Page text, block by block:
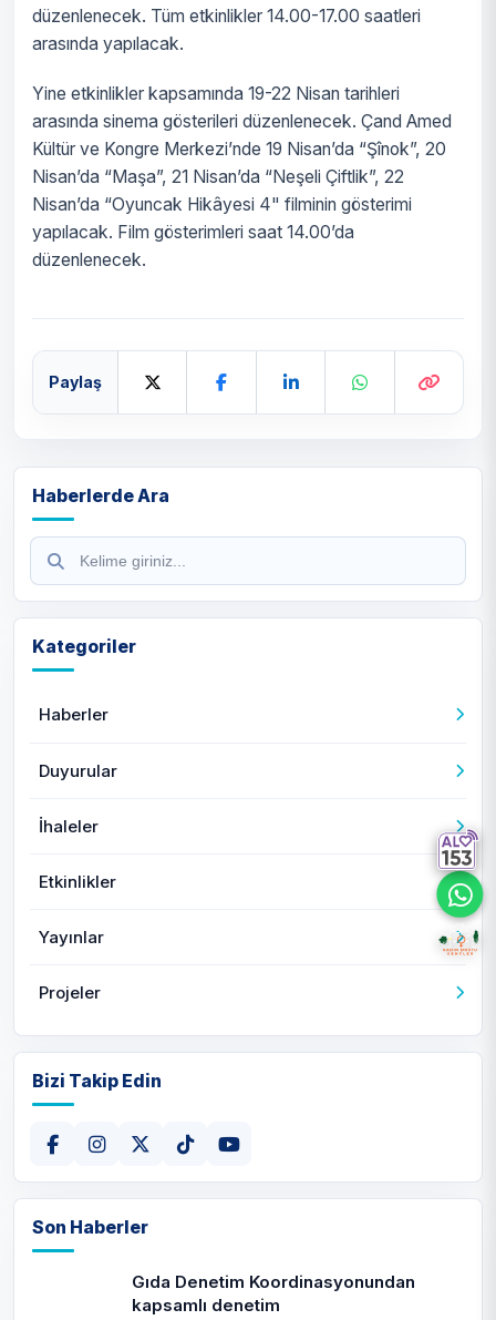
Haberlerde Ara
Kategoriler
Haberler
Duyurular
İhaleler
Etkinlikler
Yayınlar
Projeler
Bizi Takip Edin
Son Haberler
Gıda Denetim Koordinasyonundan
kapsamlı denetim
düzenlenecek. Tüm etkinlikler 14.00-17.00 saatleri
arasında yapılacak.
Yine etkinlikler kapsamında 19-22 Nisan tarihleri
arasında sinema gösterileri düzenlenecek. Çand Amed
Kültür ve Kongre Merkezi’nde 19 Nisan’da “Şînok”, 20
Nisan’da “Maşa”, 21 Nisan’da “Neşeli Çiftlik”, 22
Nisan’da “Oyuncak Hikâyesi 4" filminin gösterimi
yapılacak. Film gösterimleri saat 14.00’da
düzenlenecek.
Paylaş